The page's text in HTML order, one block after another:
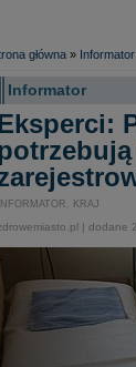
główna » Informator
Informator
INFORMATOR. KRAJ
| dodane